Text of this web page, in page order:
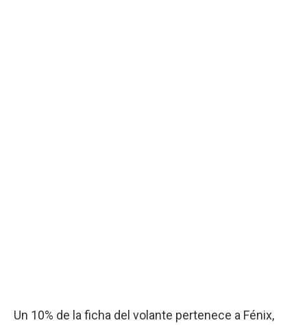
Un 10% de la ficha del volante pertenece a Fénix,